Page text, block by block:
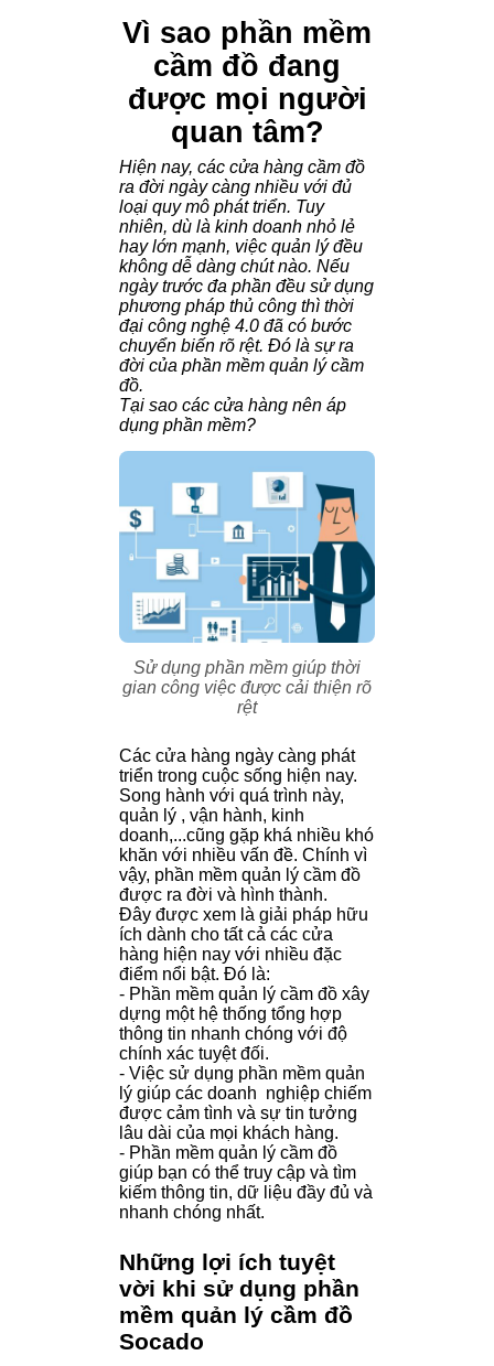
Vì sao phần mềm
cầm đồ đang
được mọi người
quan tâm?
Hiện nay, các cửa hàng cầm đồ
ra đời ngày càng nhiều với đủ
loại quy mô phát triển. Tuy
nhiên, dù là kinh doanh nhỏ lẻ
hay lớn mạnh, việc quản lý đều
không dễ dàng chút nào. Nếu
ngày trước đa phần đều sử dụng
phương pháp thủ công thì thời
đại công nghệ 4.0 đã có bước
chuyển biến rõ rệt. Đó là sự ra
đời của phần mềm quản lý cầm
đồ.
Tại sao các cửa hàng nên áp
dụng phần mềm?
Sử dụng phần mềm giúp thời
gian công việc được cải thiện rõ
rệt
Các cửa hàng ngày càng phát
triển trong cuộc sống hiện nay.
Song hành với quá trình này,
quản lý , vận hành, kinh
doanh,...cũng gặp khá nhiều khó
khăn với nhiều vấn đề. Chính vì
vậy, phần mềm quản lý cầm đồ
được ra đời và hình thành.
Đây được xem là giải pháp hữu
ích dành cho tất cả các cửa
hàng hiện nay với nhiều đặc
điểm nổi bật. Đó là:
- Phần mềm quản lý cầm đồ xây
dựng một hệ thống tổng hợp
thông tin nhanh chóng với độ
chính xác tuyệt đối.
- Việc sử dụng phần mềm quản
lý giúp các doanh nghiệp chiếm
được cảm tình và sự tin tưởng
lâu dài của mọi khách hàng.
- Phần mềm quản lý cầm đồ
giúp bạn có thể truy cập và tìm
kiếm thông tin, dữ liệu đầy đủ và
nhanh chóng nhất.
Những lợi ích tuyệt
vời khi sử dụng phần
mềm quản lý cầm đồ
Socado